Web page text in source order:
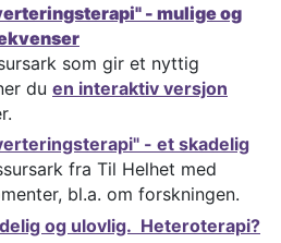
- mulige og
som gir et nyttig
du en interaktiv versjon
- et skadelig
fra Til Helhet med
bl.a. om forskningen.
og ulovlig. Heteroterapi?